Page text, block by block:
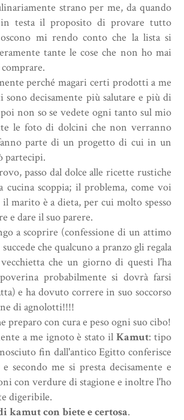
strano per me, da quando
in testa il proposito di provare tutto
mi rendo conto che la lista si
tante le cose che non ho mai
perché magari certi prodotti a me
sono decisamente più salutare e più di
non so se vedete ogni tanto sul mio
le foto di dolcini che non verranno
parte di un progetto di cui in un
partecipi.
passo dal dolce alle ricette rustiche
cucina scoppia; il problema, come voi
il marito è a dieta, per cui molto spesso
e dare il suo parere.
a scoprire (confessione di un attimo
che qualcuno a pranzo gli regala
che un giorno di questi l'ha
probabilmente si dovrà farsi
e ha dovuto correre in suo soccorso
di agnolotti!!!!
preparo con cura e peso ogni suo cibo!
a me ignoto è stato ilKamut: tipo
fin dall'antico Egitto conferisce
secondo me si presta decisamente e
con verdure di stagione e inoltre l'ho
digeribile.
kamut con biete e certosa.